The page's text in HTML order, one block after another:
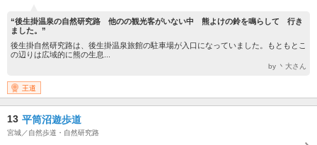
“後生掛温泉の自然研究路 他のの観光客がいない中 熊よけの鈴を鳴らして 行き
ました。”
後生掛自然研究路は、後生掛温泉旅館の駐車場が入口になっていました。もともとこ
の辺りは広域的に熊の生息...
by 丶大さん
王道
13 平筒沼遊歩道
宮城／自然歩道・自然研究路